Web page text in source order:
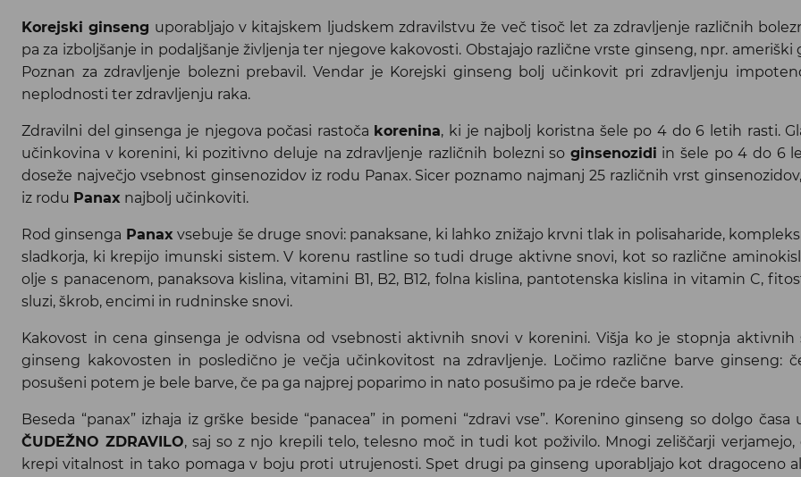
Korejski ginseng uporabljajo v kitajskem ljudskem zdravilstvu že več tisoč let za zdravljenje različnih
pa za izboljšanje in podaljšanje življenja ter njegove kakovosti. Obstajajo različne vrste ginseng, npr. ameriški
Poznan za zdravljenje bolezni prebavil. Vendar je Korejski ginseng bolj učinkovit pri zdravljenju
neplodnosti ter zdravljenju raka.
Zdravilni del ginsenga je njegova počasi rastoča korenina, ki je najbolj koristna šele po 4 do 6 letih rasti.
učinkovina v korenini, ki pozitivno deluje na zdravljenje različnih bolezni so ginsenozidi in šele po 4 do 6
doseže največjo vsebnost ginsenozidov iz rodu Panax. Sicer poznamo najmanj 25 različnih vrst
iz rodu Panax najbolj učinkoviti.
Rod ginsenga Panax vsebuje še druge snovi: panaksane, ki lahko znižajo krvni tlak in polisaharide,
sladkorja, ki krepijo imunski sistem. V korenu rastline so tudi druge aktivne snovi, kot so različne
olje s panacenom, panaksova kislina, vitamini B1, B2, B12, folna kislina, pantotenska kislina in vitamin C,
sluzi, škrob, encimi in rudninske snovi.
Kakovost in cena ginsenga je odvisna od vsebnosti aktivnih snovi v korenini. Višja ko je stopnja aktivnih
ginseng kakovosten in posledično je večja učinkovitost na zdravljenje. Ločimo različne barve ginseng:
posušeni potem je bele barve, če pa ga najprej poparimo in nato posušimo pa je rdeče barve.
Beseda “panax” izhaja iz grške beside “panacea” in pomeni “zdravi vse”. Korenino ginseng so dolgo časa
ČUDEŽNO ZDRAVILO, saj so z njo krepili telo, telesno moč in tudi kot poživilo. Mnogi zeliščarji verjamejo,
krepi vitalnost in tako pomaga v boju proti utrujenosti. Spet drugi pa ginseng uporabljajo kot dragoceno